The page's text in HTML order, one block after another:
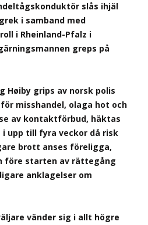
slås ihjäl
i samband med
i Rheinland-Pfalz i
greps på
Høiby grips av norsk polis
misshandel, olaga hot och
av kontaktförbud, häktas
i upp till fyra veckor då risk
brott anses föreligga,
före starten av rättegång
anklagelser om
vänder sig i allt högre